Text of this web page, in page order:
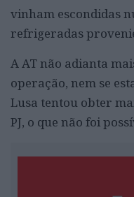
vinham escondidas
refrigeradas
A AT não adianta
operação, nem se
Lusa tentou obter
PJ, o que não foi